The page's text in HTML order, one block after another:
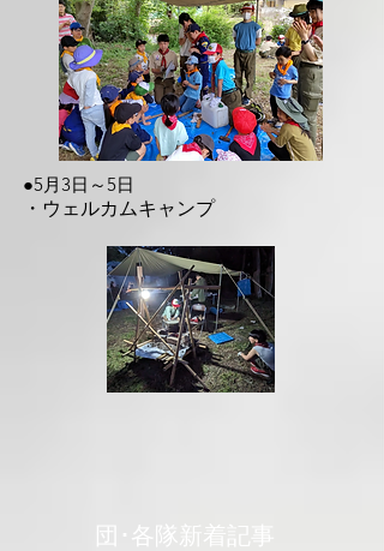
●5月3日～5日
​・ウェルカムキャンプ
​ 団･各隊新着記事